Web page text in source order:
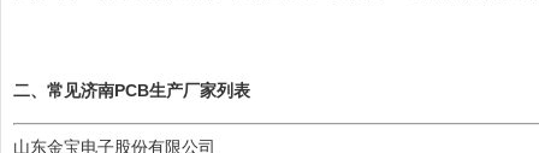
二、常见济南PCB生产厂家列表
山东金宝电子股份有限公司